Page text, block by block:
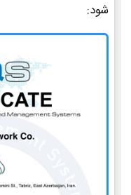
شود: